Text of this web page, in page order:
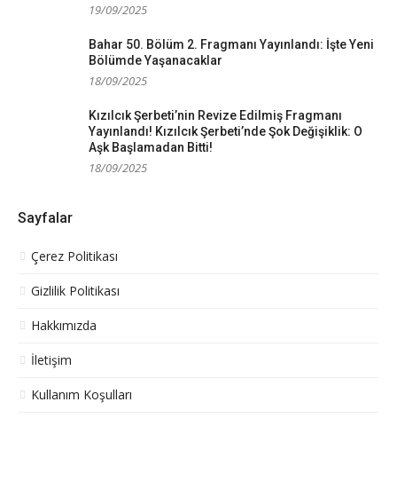
19/09/2025
Bahar 50. Bölüm 2. Fragmanı Yayınlandı: İşte Yeni
Bölümde Yaşanacaklar
18/09/2025
Kızılcık Şerbeti’nin Revize Edilmiş Fragmanı
Yayınlandı! Kızılcık Şerbeti’nde Şok Değişiklik: O
Aşk Başlamadan Bitti!
18/09/2025
Sayfalar
Çerez Politikası
Gizlilik Politikası
Hakkımızda
İletişim
Kullanım Koşulları